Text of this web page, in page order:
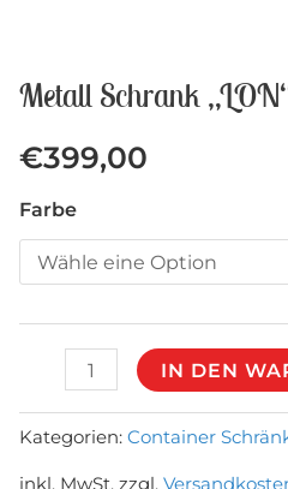
Metall Schrank
€399,00
Farbe
„LON“
Menge
IN DEN
Kategorien:Container
inkl. MwSt. zzgl.